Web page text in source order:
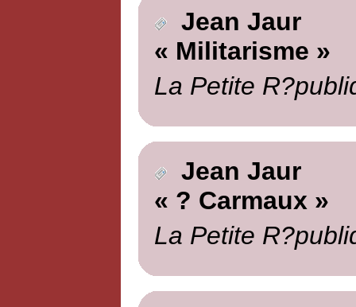
Jean Jaur
« Militarisme »
La Petite
Jean Jaur
« ? Carmaux »
La Petite